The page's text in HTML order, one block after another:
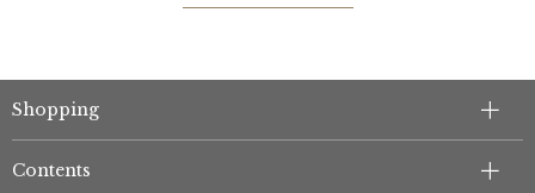
Shopping
Contents